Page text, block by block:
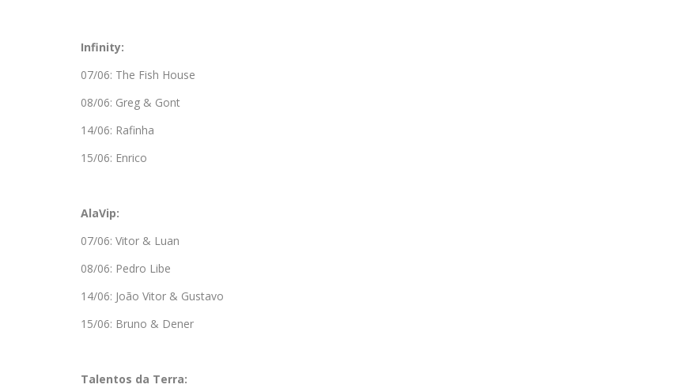
Infinity:
07/06: The Fish House
08/06: Greg & Gont
14/06: Rafinha
15/06: Enrico
AlaVip:
07/06: Vitor & Luan
08/06: Pedro Libe
14/06: João Vitor & Gustavo
15/06: Bruno & Dener
Talentos da Terra: